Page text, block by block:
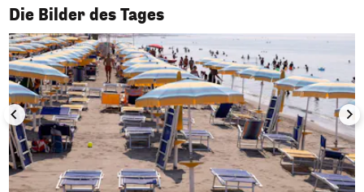
Die Bilder des Tages
1/50